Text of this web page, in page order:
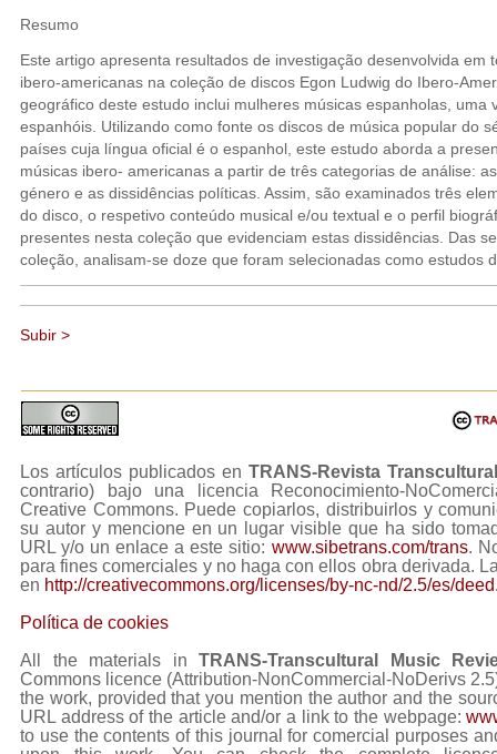
Resumo
Este artigo apresenta resultados de investigação desenvolvida em
ibero-americanas na coleção de discos Egon Ludwig do Ibero-
geográfico deste estudo inclui mulheres músicas espanholas, uma
espanhóis. Utilizando como fonte os discos de música popular do
países cuja língua oficial é o espanhol, este estudo aborda a
músicas ibero- americanas a partir de três categorias de análise:
género e as dissidências políticas. Assim, são examinados três
do disco, o respetivo conteúdo musical e/ou textual e o perfil
presentes nesta coleção que evidenciam estas dissidências. Das
coleção, analisam-se doze que foram selecionadas como estudos
Subir >
Los artículos publicados enTRANS-Revista
contrario) bajo una licencia Reconocimiento-
Creative Commons. Puede copiarlos, distribuirlos y
su autor y mencione en un lugar visible que ha sido
URL y/o un enlace a este sitio: www.sibetrans.com/trans.
para fines comerciales y no haga con ellos obra derivada.
en http://creativecommons.org/licenses/by-nc-nd/2.5/es/
Política de cookies
All the materials inTRANS-Transcultural Music
Commons licence (Attribution-NonCommercial-NoDerivs
the work, provided that you mention the author and the
URL address of the article and/or a link to the webpage:
to use the contents of this journal for comercial purposes